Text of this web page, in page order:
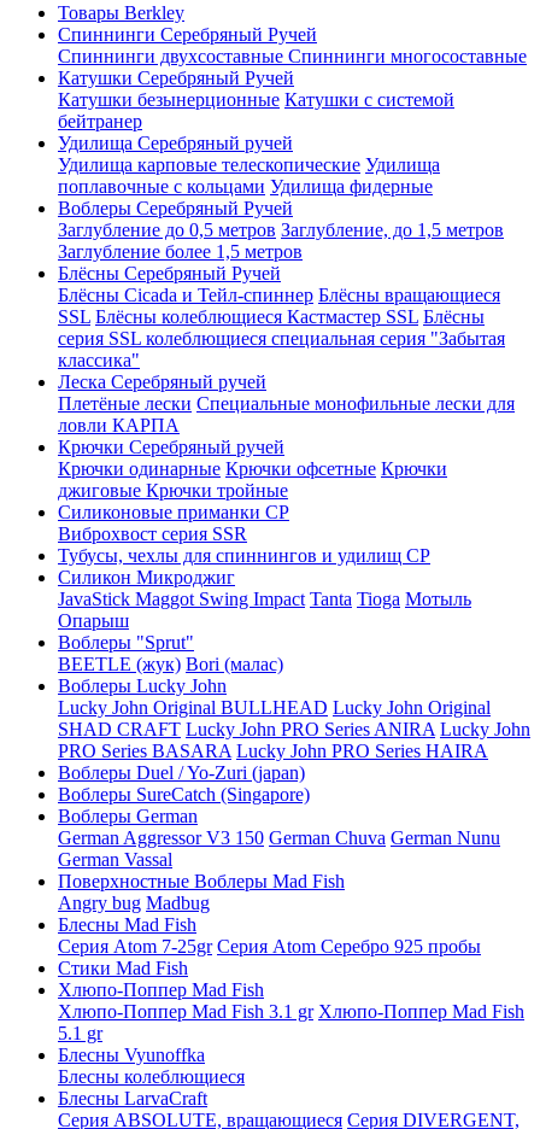
Товары Berkley
Спиннинги Серебряный Ручей
Спиннинги двухсоставные Спиннинги многосоставные
Катушки Серебряный Ручей
Катушки безынерционные Катушки с системой
бейтранер
Удилища Серебряный ручей
Удилища карповые телескопические Удилища
поплавочные с кольцами Удилища фидерные
Воблеры Серебряный Ручей
Заглубление до 0,5 метров Заглубление, до 1,5 метров
Заглубление более 1,5 метров
Блёсны Серебряный Ручей
Блёсны Cicada и Тейл-спиннер Блёсны вращающиеся
SSL Блёсны колеблющиеся Кастмастер SSL Блёсны
серия SSL колеблющиеся специальная серия "Забытая
классика"
Леска Серебряный ручей
Плетёные лески Специальные монофильные лески для
ловли КАРПА
Крючки Серебряный ручей
Крючки одинарные Крючки офсетные Крючки
джиговые Крючки тройные
Силиконовые приманки СР
Виброхвост серия SSR
Тубусы, чехлы для спиннингов и удилищ СР
Силикон Микроджиг
JavaStick Maggot Swing Impact Tanta Tioga Мотыль
Опарыш
Воблеры "Sprut"
BEETLE (жук) Bori (малас)
Воблеры Lucky John
Lucky John Original BULLHEAD Lucky John Original
SHAD CRAFT Lucky John PRO Series ANIRA Lucky John
PRO Series BASARA Lucky John PRO Series HAIRA
Воблеры Duel / Yo-Zuri (japan)
Воблеры SureCatch (Singapore)
Воблеры German
German Aggressor V3 150 German Chuva German Nunu
German Vassal
Поверхностные Воблеры Mad Fish
Angry bug Madbug
Блесны Mad Fish
Серия Atom 7-25gr Серия Atom Серебро 925 пробы
Стики Mad Fish
Хлюпо-Поппер Mad Fish
Хлюпо-Поппер Mad Fish 3.1 gr Хлюпо-Поппер Mad Fish
5.1 gr
Блесны Vyunoffka
Блесны колеблющиеся
Блесны LarvaCraft
Серия ABSOLUTE, вращающиеся Серия DIVERGENT,